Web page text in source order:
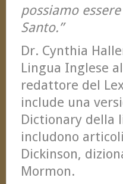
possiamo
Santo.”
Dr. Cynthia
Lingua Inglese
redattore del
include una
Dictionary della
includono
Dickinson,
Mormon.